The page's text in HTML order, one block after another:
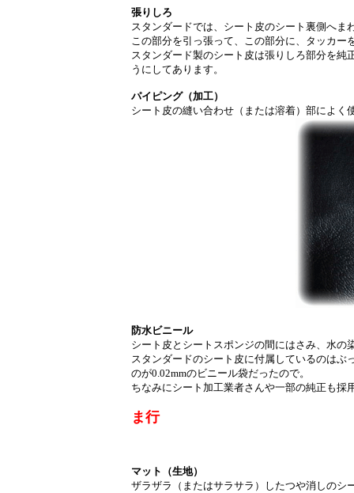
張りしろ
スタンダードでは、シート皮のシート裏側へま
この部分を引っ張って、この部分に、タッカー
スタンダード製のシート皮は張りしろ部分を
うにしてあります。
パイピング（加工）
シート皮の縫い合わせ（または溶着）部によ
防水ビニール
シート皮とシートスポンジの間にはさみ、水の
スタンダードのシート皮に付属しているのは
のが0.02mmのビニール袋だったので。
ちなみにシート加工業者さんや一部の純正も採
ま行
マット（生地）
ザラザラ（またはサラサラ）したつや消しのシ